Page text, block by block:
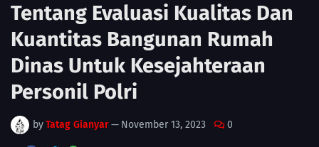
Tentang Evaluasi Kualitas Dan
Kuantitas Bangunan Rumah
Dinas Untuk Kesejahteraan
Personil Polri
byTatag Gianyar— November 13, 2023 0